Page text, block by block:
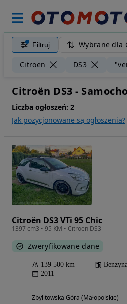
Filtruj Wybrane dla
Citroën DS3
Citroën DS3 -
Liczba ogłoszeń: 2
Jak pozycjonowane są ogłoszenia?
Citroën DS3 VTi 95 Chic
1397 cm3 • 95 KM • Citroen DS3
Zweryfikowane dane
139 500 km
2011
Zbylitowska Góra (Małopolskie)